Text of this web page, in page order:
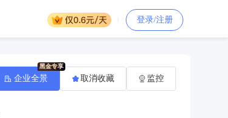
登录/注册
企业全景 取消收藏 监控